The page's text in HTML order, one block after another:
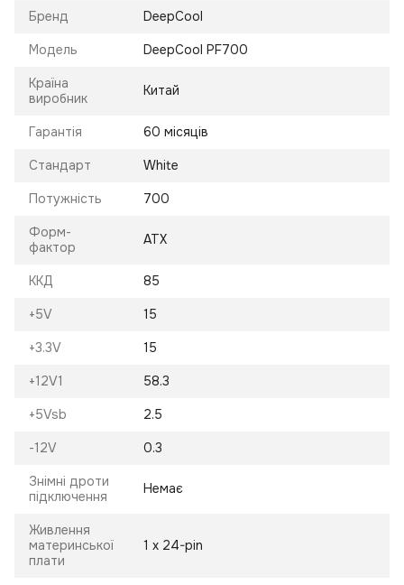
Бренд DeepCool
Модель DeepCool PF700
Країна
виробник
Китай
Гарантія 60 місяців
Стандарт White
Потужність 700
Форм-
фактор
ATX
ККД 85
+5V 15
+3.3V 15
+12V1 58.3
+5Vsb 2.5
-12V 0.3
Знімні дроти
підключення
Немає
Живлення
материнської
плати
1 х 24-pin